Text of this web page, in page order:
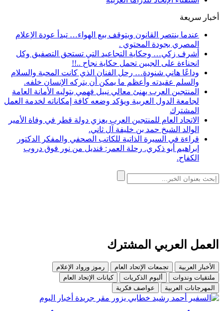
أخبار سريعة
عندما ينتصر القانون ويتوقف بيع الهواء… تبدأ عودة الإعلام
المصري بجودة المحتوي .
أشرف زكي… وحكاية التجاعيد التي تستحق التصفيق وكل
انحناءة على الجبين تحمل حكاية نجاح ..!!
وداعًا هاني شنودة… رحل الفنان الذي كانت المحبة والسلام
والسلم عقيدته وأعظم ما يمكن أن يتركه الإنسان خلفه.
المنتجين العرب يهنئ معالي نبيل فهمي بتوليه الأمانة العامة
لجامعة الدول العربية ويؤكد وضعه كافة إمكاناته لخدمة العمل
المشترك
الاتحاد العام للمنتجين العرب يعزي دولة قطر في وفاة الأمير
الوالد الشيخ حمد بن خليفة آل ثاني.
قراءة في السيرة الذاتية للكاتب الصحفي والمفكر الدكتور
إبراهيم أبو ذكري. رحلة العمر: قنديل من نور فوق دروب
الكفاح.
العمل العربي المشترك
الأخبار العربية تجمعات الإتحاد العام
رموز ورواد الإعلام
ملتقيات وندوات
ألبوم الذكريات
كيانات الإتحاد العام
المهرجانات العربية
عواصف فكرية